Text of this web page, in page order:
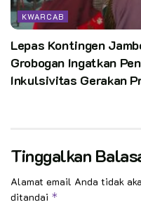
KWARCAB
Lepas Kontingen
Grobogan Ingatkan
Inkulsivitas Gerakan
Tinggalkan
Alamat email Anda tidak
ditandai *